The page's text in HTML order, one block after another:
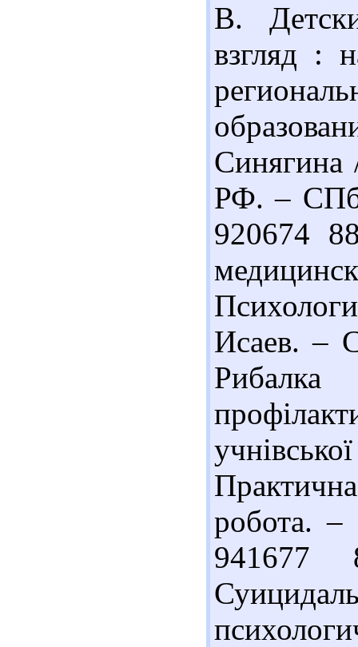
В.
взгляд :
Синягина
РФ. –
920674
Исаев. –
робота.